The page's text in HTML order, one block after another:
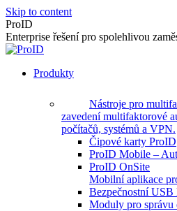
Skip to content
ProID
Enterprise řešení pro spolehlivou
Produkty
Nástroje pro
zavedení multifaktorové
počítačů, systémů a VPN.
Čipové karty ProID
ProID Mobile –
ProID OnSite
Mobilní aplikace
Bezpečnostní
Moduly pro